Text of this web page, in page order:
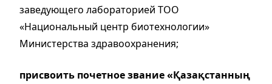
заведующего лабораторией ТОО
«Национальный центр биотехнологии»
Министерства здравоохранения;
присвоить почетное звание «Қазақстанның